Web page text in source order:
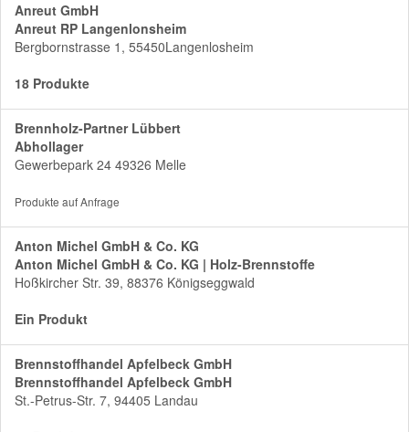
Anreut GmbH
Anreut RP Langenlonsheim
Bergbornstrasse 1, 55450Langenlosheim
18 Produkte
Brennholz-Partner Lübbert
Abhollager
Gewerbepark 24 49326 Melle
Produkte auf Anfrage
Anton Michel GmbH & Co. KG
Anton Michel GmbH & Co. KG | Holz-Brennstoffe
Hoßkircher Str. 39, 88376 Königseggwald
Ein Produkt
Brennstoffhandel Apfelbeck GmbH
Brennstoffhandel Apfelbeck GmbH
St.-Petrus-Str. 7, 94405 Landau